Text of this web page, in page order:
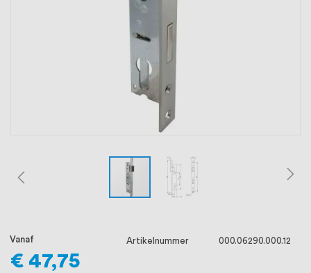
ons voorop, want we geloven dat een
goede relatie met onze klanten het
Vanaf
€ 47,75
Artikelnummer 000.06290.000.12